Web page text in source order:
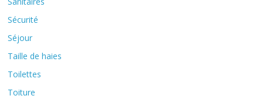
Sécurité
Séjour
Taille de haies
Toilettes
Toiture